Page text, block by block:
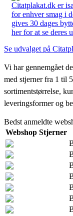
Citatplakat.dk er
for enhver smag i
gives 30 dages
her for at se deres
Se udvalget på
Vi har gennemgået
med stjerner fra 1 til
sortimentstørrelse,
leveringsformer og
Bedst anmeldte
Webshop Stjerner